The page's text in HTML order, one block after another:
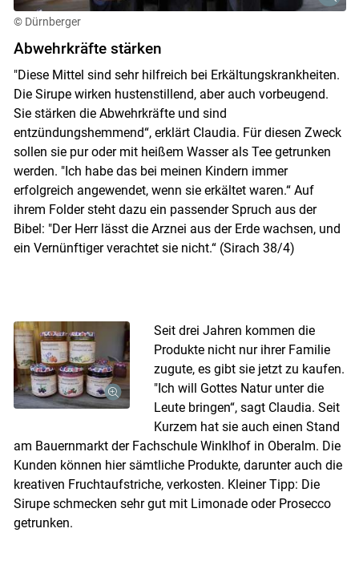
© Dürnberger
Abwehrkräfte stärken
"Diese Mittel sind sehr hilfreich bei Erkältungskrankheiten.
Die Sirupe wirken hustenstillend, aber auch vorbeugend.
Sie stärken die Abwehrkräfte und sind
entzündungshemmend“, erklärt Claudia. Für diesen Zweck
sollen sie pur oder mit heißem Wasser als Tee getrunken
werden. "Ich habe das bei meinen Kindern immer
erfolgreich angewendet, wenn sie erkältet waren.“ Auf
ihrem Folder steht dazu ein passender Spruch aus der
Bibel: "Der Herr lässt die Arznei aus der Erde wachsen, und
ein Vernünftiger verachtet sie nicht.“ (Sirach 38/4)
Seit drei Jahren kommen die
Produkte nicht nur ihrer Familie
zugute, es gibt sie jetzt zu kaufen.
"Ich will Gottes Natur unter die
Leute bringen“, sagt Claudia. Seit
Kurzem hat sie auch einen Stand
am Bauernmarkt der Fachschule Winklhof in Oberalm. Die
Kunden können hier sämtliche Produkte, darunter auch die
kreativen Fruchtaufstriche, verkosten. Kleiner Tipp: Die
Sirupe schmecken sehr gut mit Limonade oder Prosecco
getrunken.